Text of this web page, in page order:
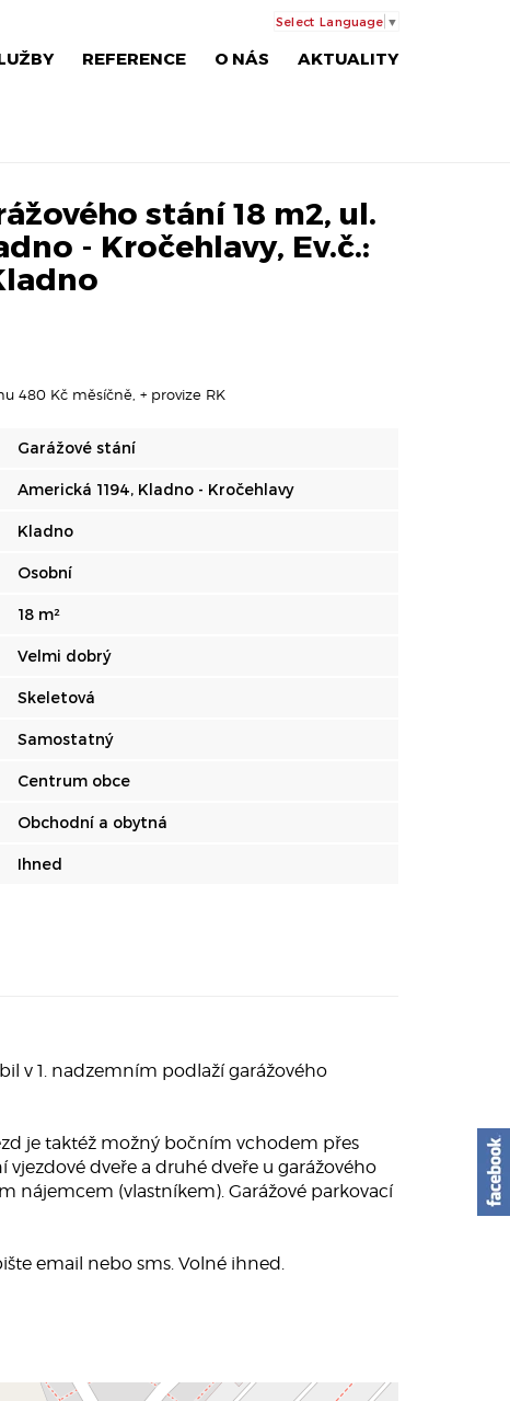
REFERENCE O NÁS AKTUALITY
Select Language ▼
stání 18 m2, ul.
- Kročehlavy, Ev.č.:
480 Kč měsíčně, + provize RK
Garážové stání
Americká 1194, Kladno - Kročehlavy
Kladno
Osobní
18 m²
Velmi dobrý
Skeletová
Samostatný
Centrum obce
Obchodní a obytná
Ihned
v 1. nadzemním podlaží garážového
je taktéž možný bočním vchodem přes
dveře a druhé dveře u garážového
nájemcem (vlastníkem). Garážové parkovací
email nebo sms. Volné ihned.